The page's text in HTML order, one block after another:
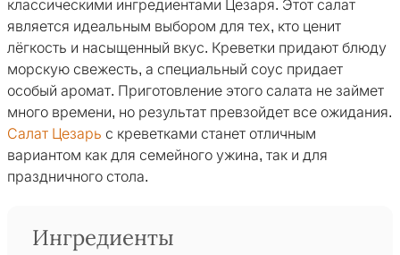
классическими ингредиентами Цезаря. Этот салат
является идеальным выбором для тех, кто ценит
лёгкость и насыщенный вкус. Креветки придают блюду
морскую свежесть, а специальный соус придает
особый аромат. Приготовление этого салата не займет
много времени, но результат превзойдет все ожидания.
Салат Цезарь с креветками станет отличным
вариантом как для семейного ужина, так и для
праздничного стола.
Ингредиенты